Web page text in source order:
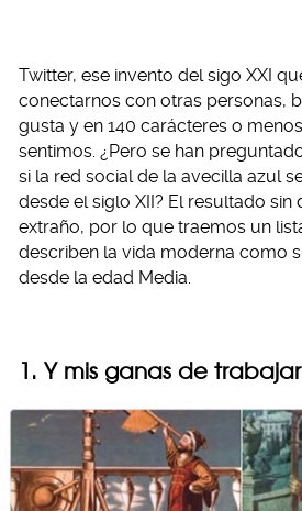
Twitter, ese invento del sigo XXI
conectarnos con otras personas,
gusta y en 140 carácteres o
sentimos. ¿Pero se han
si la red social de la avecilla azul
desde el siglo XII? El resultado sin
extraño, por lo que traemos un
describen la vida moderna como
desde la edad Media.
1. Y mis ganas de trabajar